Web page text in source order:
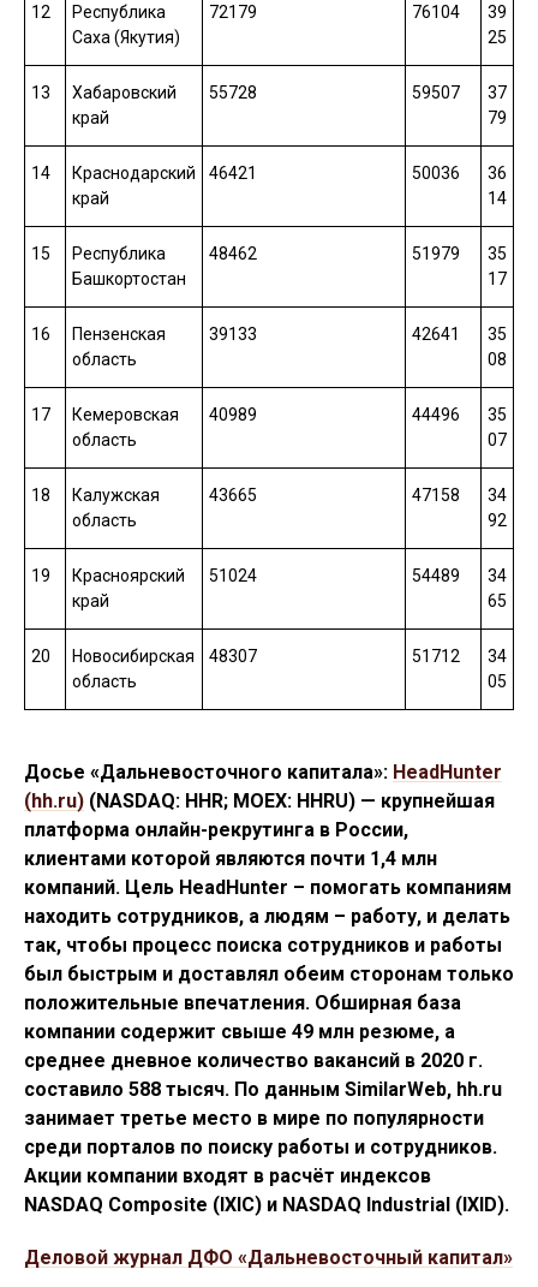
12
Республика
Саха (Якутия)
72179 76104
39
25
13
Хабаровский
край
55728 59507
37
79
14
Краснодарский
край
46421 50036
36
14
15
Республика
Башкортостан
48462 51979
35
17
16
Пензенская
область
39133 42641
35
08
17
Кемеровская
область
40989 44496
35
07
18
Калужская
область
43665 47158
34
92
19
Красноярский
край
51024 54489
34
65
20
Новосибирская
область
48307 51712
34
05
Досье «Дальневосточного капитала»: HeadHunter
(hh.ru) (NASDAQ: HHR; MOEX: HHRU) — крупнейшая
платформа онлайн-рекрутинга в России,
клиентами которой являются почти 1,4 млн
компаний. Цель HeadHunter – помогать компаниям
находить сотрудников, а людям – работу, и делать
так, чтобы процесс поиска сотрудников и работы
был быстрым и доставлял обеим сторонам только
положительные впечатления. Обширная база
компании содержит свыше 49 млн резюме, а
среднее дневное количество вакансий в 2020 г.
составило 588 тысяч. По данным SimilarWeb, hh.ru
занимает третье место в мире по популярности
среди порталов по поиску работы и сотрудников.
Акции компании входят в расчёт индексов
NASDAQ Composite (IXIC) и NASDAQ Industrial (IXID).
Деловой журнал ДФО «Дальневосточный капитал»